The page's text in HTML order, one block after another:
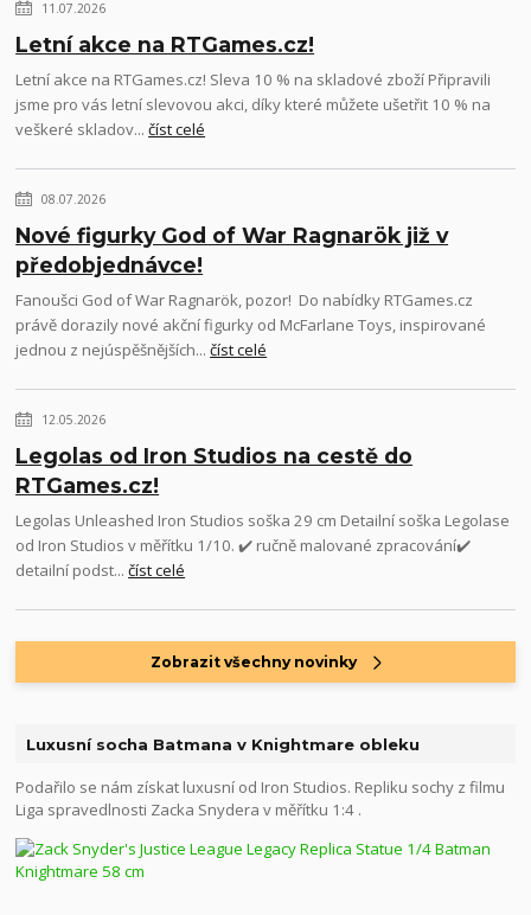
11.07.2026
Letní akce na RTGames.cz!
Letní akce na RTGames.cz! Sleva 10 % na skladové zboží Připravili
jsme pro vás letní slevovou akci, díky které můžete ušetřit 10 % na
veškeré skladov...číst celé
08.07.2026
Nové figurky God of War Ragnarök již v
předobjednávce!
Fanoušci God of War Ragnarök, pozor! Do nabídky RTGames.cz
právě dorazily nové akční figurky od McFarlane Toys, inspirované
jednou z nejúspěšnějších...číst celé
12.05.2026
Legolas od Iron Studios na cestě do
RTGames.cz!
Legolas Unleashed Iron Studios soška 29 cm Detailní soška Legolase
od Iron Studios v měřítku 1/10. ✔️ ručně malované zpracování✔️
detailní podst...číst celé
Zobrazit všechny novinky
Luxusní socha Batmana v Knightmare obleku
Podařilo se nám získat luxusní od Iron Studios. Repliku sochy z filmu
Liga spravedlnosti Zacka Snydera v měřítku 1:4 .